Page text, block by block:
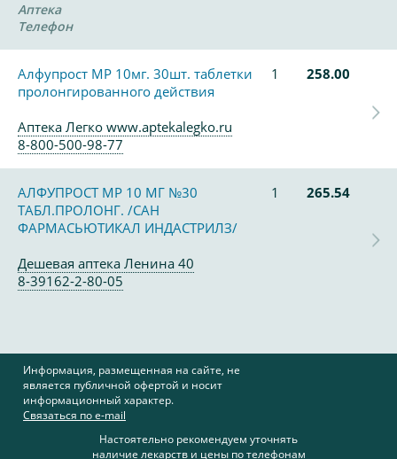
Аптека
Телефон
Алфупрост МР 10мг. 30шт. таблетки
пролонгированного действия
1 258.00
Аптека Легко www.aptekalegko.ru
8-800-500-98-77
АЛФУПРОСТ МР 10 МГ №30
ТАБЛ.ПРОЛОНГ. /САН
ФАРМАСЬЮТИКАЛ ИНДАСТРИЛЗ/
1 265.54
Дешевая аптека Ленина 40
8-39162-2-80-05
Информация, размещенная на сайте, не
является публичной офертой и носит
информационный характер.
Связаться по e-mail
Настоятельно рекомендуем уточнять
наличие лекарств и цены по телефонам